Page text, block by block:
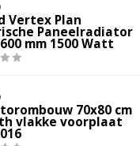
Vertex Plan
Paneelradiator
mm 1500 Watt
70x80 cm
vlakke voorplaat